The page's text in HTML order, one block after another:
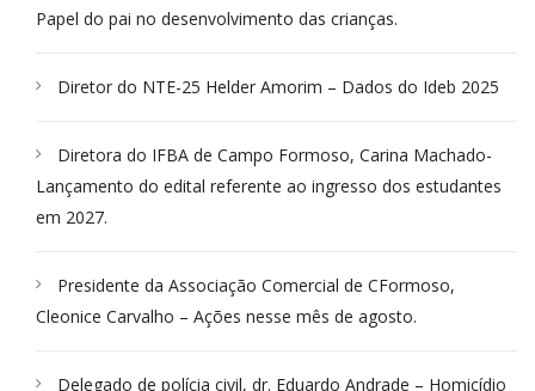
Papel do pai no desenvolvimento das crianças.
Diretor do NTE-25 Helder Amorim – Dados do Ideb 2025
Diretora do IFBA de Campo Formoso, Carina Machado-
Lançamento do edital referente ao ingresso dos estudantes
em 2027.
Presidente da Associação Comercial de CFormoso,
Cleonice Carvalho – Ações nesse mês de agosto.
Delegado de polícia civil, dr. Eduardo Andrade – Homicídio